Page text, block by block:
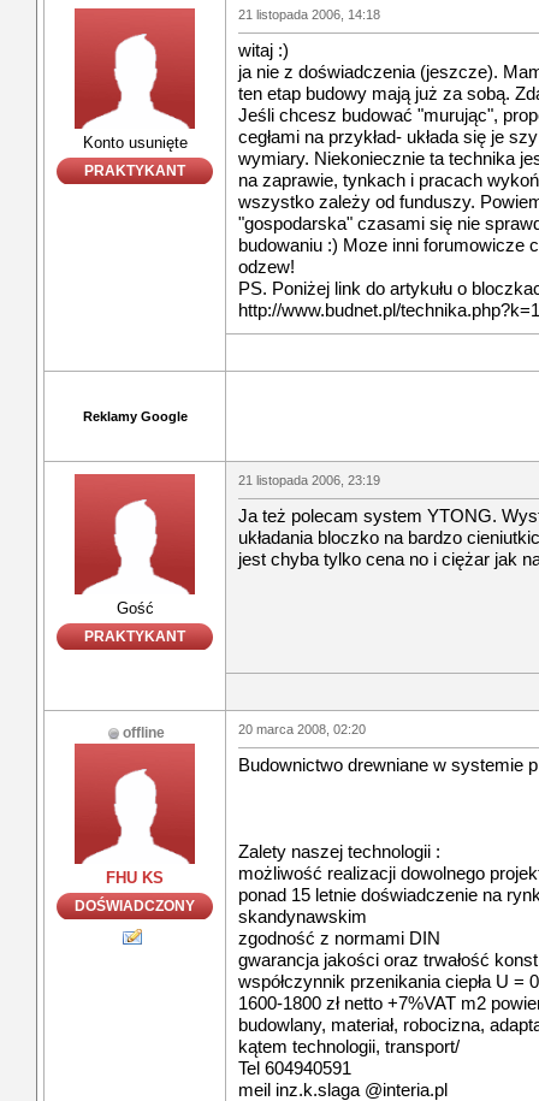
Konto usunięte
PRAKTYKANT
21 listopada 2006, 14:18
witaj :)
ja nie z doświadczenia (jeszcze).
ten etap budowy mają już za sobą.
Jeśli chcesz budować "murując",
cegłami na przykład- układa się je
wymiary. Niekoniecznie ta technika
na zaprawie, tynkach i pracach
wszystko zależy od funduszy.
"gospodarska" czasami się nie
budowaniu :) Moze inni forumowicze
odzew!
PS. Poniżej link do artykułu o
http://www.budnet.pl/
Reklamy Google
Gość
PRAKTYKANT
21 listopada 2006, 23:19
Ja też polecam system YTONG.
układania bloczko na bardzo
jest chyba tylko cena no i ciężar jak
offline
FHU KS
DOŚWIADCZONY
20 marca 2008, 02:20
Budownictwo drewniane w systemie
Zalety naszej technologii :
możliwość realizacji dowolnego
ponad 15 letnie doświadczenie na
skandynawskim
zgodność z normami DIN
gwarancja jakości oraz trwałość
współczynnik przenikania ciepła U =
1600-1800 zł netto +7%VAT m2
budowlany, materiał, robocizna,
kątem technologii, transport/
Tel 604940591
meil inz.k.slaga @interia.pl